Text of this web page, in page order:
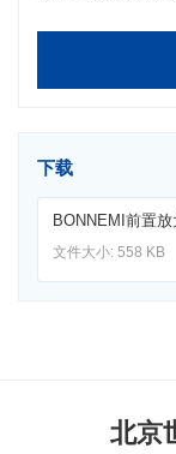
下载
文件大小: 558 KB
北京